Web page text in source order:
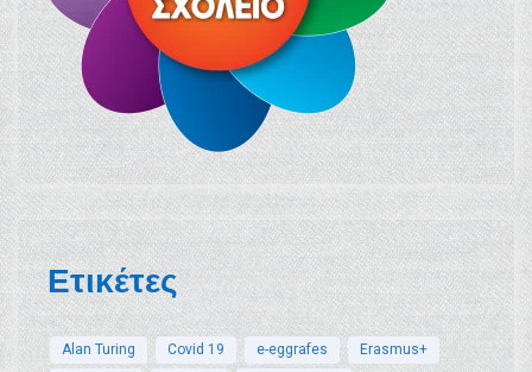
Ετικέτες
Alan Turing Covid 19 e-eggrafes
Erasmus+